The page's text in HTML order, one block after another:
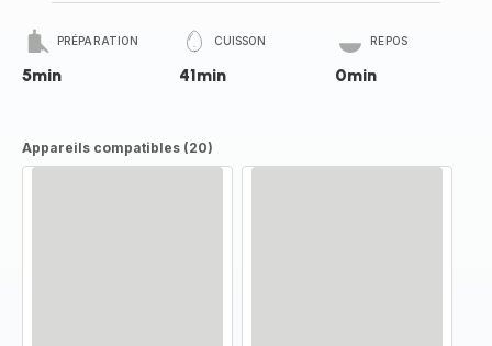
PRÉPARATION
5min
CUISSON
41min
REPOS
0min
Appareils compatibles (20)